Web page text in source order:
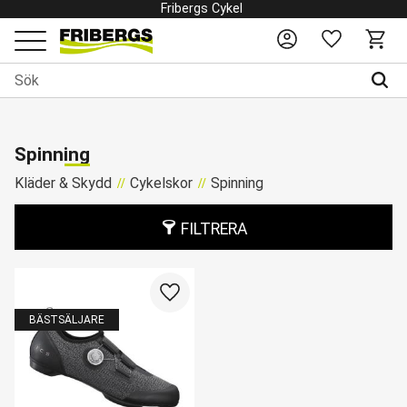
Meny
Fribergs Cykel
Favoriter
Spinning
Kläder & Skydd Cykelskor Spinning
FILTRERA
BÄSTSÄLJARE
Lägg till i favoriter